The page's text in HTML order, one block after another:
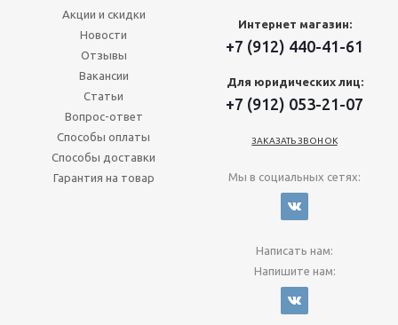
Акции и скидки
Новости
Отзывы
Вакансии
Статьи
Вопрос-ответ
Способы оплаты
Способы доставки
Гарантия на товар
Интернет магазин:
+7 (912) 440-41-61
Для юридических лиц:
+7 (912) 053-21-07
ЗАКАЗАТЬ ЗВОНОК
Мы в социальных сетях:
Написать нам:
Напишите нам: